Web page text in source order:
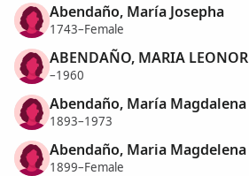
Abendaño, María Josepha
1743–Female
ABENDAÑO, MARIA LEONOR
–1960
Abendaño, María Magdalena
1893–1973
Abendaño, Maria Magdelena
1899–Female